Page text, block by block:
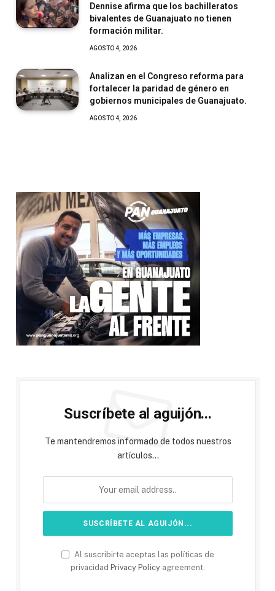
Dennise afirma que los bachilleratos
bivalentes de Guanajuato no tienen
formación militar.
AGOSTO 4, 2026
Analizan en el Congreso reforma para
fortalecer la paridad de género en
gobiernos municipales de Guanajuato.
AGOSTO 4, 2026
Suscríbete al aguijón...
Te mantendremos informado de todos nuestros
artículos...
Al suscribirte aceptas las políticas de
privacidad Privacy Policy agreement.